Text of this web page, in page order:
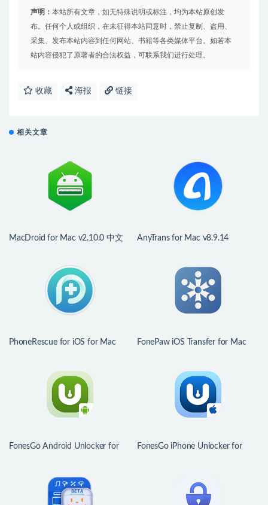
声明： 本站所有文章，如无特殊说明或标注，均为本站原创发
布。任何个人或组织，在未征得本站同意时，禁止复制、盗用、
采集、发布本站内容到任何网站、书籍等各类媒体平台。如若本
站内容侵犯了原著者的合法权益，可联系我们进行处理。
收藏 海报 链接
相关文章
MacDroid for Mac v2.10.0 中文
AnyTrans for Mac v8.9.14
PhoneRescue for iOS for Mac
FonePaw iOS Transfer for Mac
FonesGo Android Unlocker for
FonesGo iPhone Unlocker for